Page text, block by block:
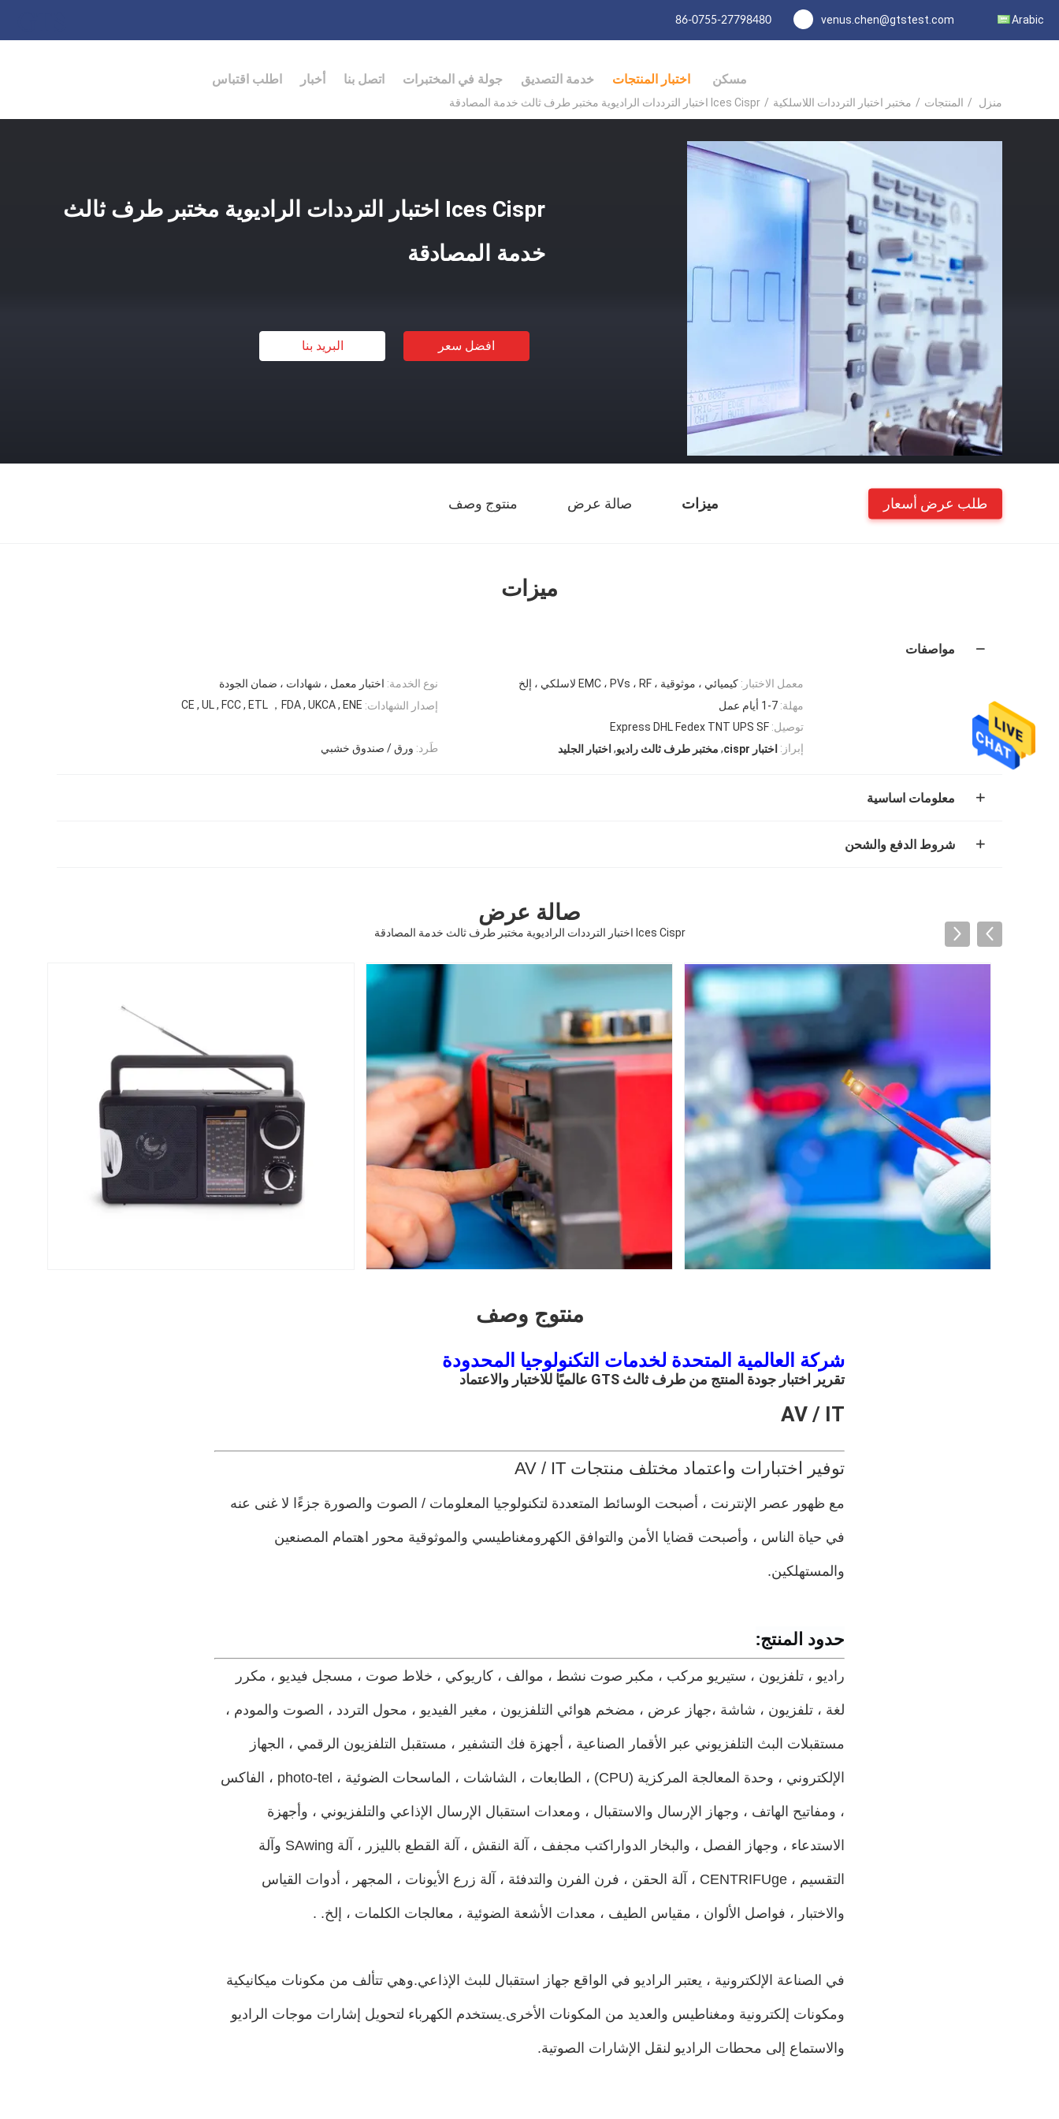
venus.chen@gtstest.com
86-0755-27798480 Arabic
مسكن اختبار المنتجات خدمة التصديق جولة في المختبرات اتصل بنا أخبار اطلب اقتباس
منزل / المنتجات / مختبر اختبار الترددات اللاسلكية / Ices Cispr اختبار الترددات الراديوية مختبر طرف ثالث خدمة المصادقة
Ices Cispr اختبار الترددات الراديوية مختبر طرف ثالث
خدمة المصادقة
افضل سعر البريد بنا
ميزات صالة عرض منتوج وصف طلب عرض أسعار
ميزات
مواصفات
نوع الخدمة: اختبار معمل ، شهادات ، ضمان الجودة معمل الاختبار: كيميائي ، موثوقية ، EMC ، PVs ، RF لاسلكي ، إلخ
إصدار الشهادات: CE , UL , FCC , ETL ，FDA , UKCA , ENE مهلة: 1-7 أيام عمل
توصيل: Express DHL Fedex TNT UPS SF
طَرد: ورق / صندوق خشبي إبراز: اختبار cispr , مختبر طرف ثالث راديو, اختبار الجليد
معلومات اساسية
شروط الدفع والشحن
صالة عرض
Ices Cispr اختبار الترددات الراديوية مختبر طرف ثالث خدمة المصادقة
منتوج وصف
شركة العالمية المتحدة لخدمات التكنولوجيا المحدودة
تقرير اختبار جودة المنتج من طرف ثالث GTS عالميًا للاختبار والاعتماد
AV / IT
توفير اختبارات واعتماد مختلف منتجات AV / IT
مع ظهور عصر الإنترنت ، أصبحت الوسائط المتعددة لتكنولوجيا المعلومات / الصوت والصورة جزءًا لا غنى عنه
في حياة الناس ، وأصبحت قضايا الأمن والتوافق الكهرومغناطيسي والموثوقية محور اهتمام المصنعين
والمستهلكين.
حدود المنتج:
راديو ، تلفزيون ، ستيريو مركب ، مكبر صوت نشط ، موالف ، كاريوكي ، خلاط صوت ، مسجل فيديو ، مكرر
لغة ، تلفزيون ، شاشة ،جهاز عرض ، مضخم هوائي التلفزيون ، مغير الفيديو ، محول التردد ، الصوت والمودم ،
مستقبلات البث التلفزيوني عبر الأقمار الصناعية ، أجهزة فك التشفير ، مستقبل التلفزيون الرقمي ، الجهاز
الإلكتروني ، وحدة المعالجة المركزية (CPU) ، الطابعات ، الشاشات ، الماسحات الضوئية ، photo-tel ، الفاكس
، ومفاتيح الهاتف ، وجهاز الإرسال والاستقبال ، ومعدات استقبال الإرسال الإذاعي والتلفزيوني ، وأجهزة
الاستدعاء ، وجهاز الفصل ، والبخار الدوار اكتب مجفف ، آلة النقش ، آلة القطع بالليزر ، آلة SAwing وآلة
التقسيم ، CENTRIFUge ، آلة الحقن ، فرن الفرن والتدفئة ، آلة زرع الأيونات ، المجهر ، أدوات القياس
والاختبار ، فواصل الألوان ، مقياس الطيف ، معدات الأشعة الضوئية ، معالجات الكلمات ، إلخ. .
في الصناعة الإلكترونية ، يعتبر الراديو في الواقع جهاز استقبال للبث الإذاعي.وهي تتألف من مكونات ميكانيكية
ومكونات إلكترونية ومغناطيس والعديد من المكونات الأخرى.يستخدم الكهرباء لتحويل إشارات موجات الراديو
والاستماع إلى محطات الراديو لنقل الإشارات الصوتية.